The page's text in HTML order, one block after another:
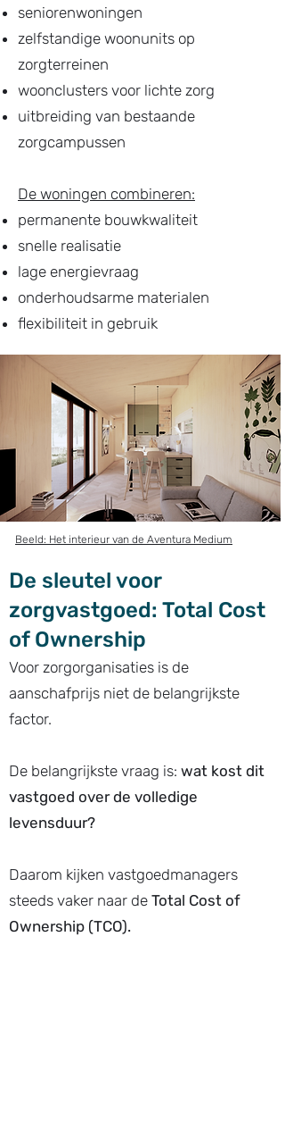
seniorenwoningen
zelfstandige woonunits op
zorgterreinen
woonclusters voor lichte zorg
uitbreiding van bestaande
zorgcampussen
De woningen combineren:
permanente bouwkwaliteit
snelle realisatie
lage energievraag
onderhoudsarme materialen
flexibiliteit in gebruik
Beeld: Het interieur van de Aventura Medium
De sleutel voor
zorgvastgoed: Total Cost
of Ownership
Voor zorgorganisaties is de
aanschafprijs niet de belangrijkste
factor.
De belangrijkste vraag is: wat kost dit
vastgoed over de volledige
levensduur?
Daarom kijken vastgoedmanagers
steeds vaker naar de Total Cost of
Ownership (TCO).